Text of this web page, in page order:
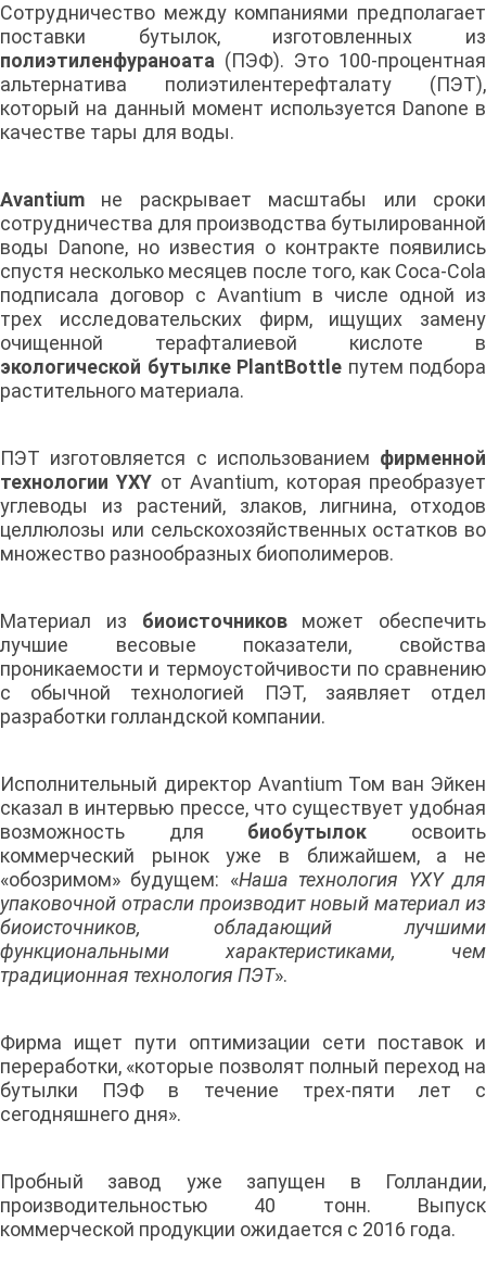
Сотрудничество между компаниями предполагает
поставки бутылок, изготовленных из
полиэтиленфураноата (ПЭФ). Это 100-процентная
альтернатива полиэтилентерефталату (ПЭТ),
который на данный момент используется Danone в
качестве тары для воды.
Avantium не раскрывает масштабы или сроки
сотрудничества для производства бутылированной
воды Danone, но известия о контракте появились
спустя несколько месяцев после того, как Coca-Cola
подписала договор с Avantium в числе одной из
трех исследовательских фирм, ищущих замену
очищенной терафталиевой кислоте в
экологической бутылке PlantBottle путем подбора
растительного материала.
ПЭТ изготовляется с использованием фирменной
технологии YXY от Avantium, которая преобразует
углеводы из растений, злаков, лигнина, отходов
целлюлозы или сельскохозяйственных остатков во
множество разнообразных биополимеров.
Материал из биоисточниковможет обеспечить
лучшие весовые показатели, свойства
проникаемости и термоустойчивости по сравнению
с обычной технологией ПЭТ, заявляет отдел
разработки голландской компании.
Исполнительный директор Avantium Том ван Эйкен
сказал в интервью прессе, что существует удобная
возможность для биобутылок освоить
коммерческий рынок уже в ближайшем, а не
«обозримом» будущем: «Наша технология YXY для
упаковочной отрасли производит новый материал из
биоисточников, обладающий лучшими
функциональными характеристиками, чем
традиционная технология ПЭТ».
Фирма ищет пути оптимизации сети поставок и
переработки, «которые позволят полный переход на
бутылки ПЭФ в течение трех-пяти лет с
сегодняшнего дня».
Пробный завод уже запущен в Голландии,
производительностью 40 тонн. Выпуск
коммерческой продукции ожидается с 2016 года.